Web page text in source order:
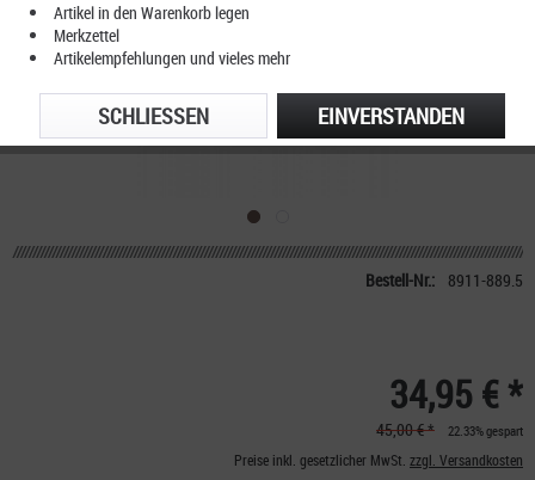
Bestell-Nr.: 8911-889.5
34,95 € *
45,00 € * 22.33% gespart
Preise inkl. gesetzlicher MwSt. zzgl. Versandkosten
Artikel in den Warenkorb legen
Merkzettel
Artikelempfehlungen und vieles mehr
EINVERSTANDEN
SCHLIESSEN